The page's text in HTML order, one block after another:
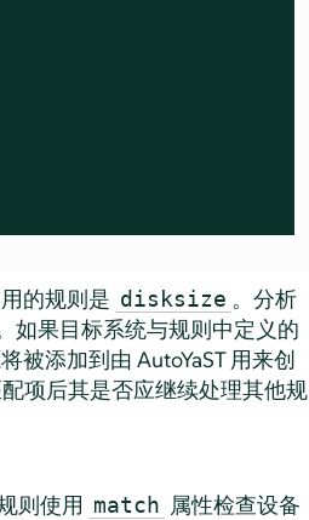
的规则是 disksize 。分析
如果目标系统与规则中定义的
被添加到由 AutoYaST 用来创
项后其是否应继续处理其他规
则使用 match 属性检查设备